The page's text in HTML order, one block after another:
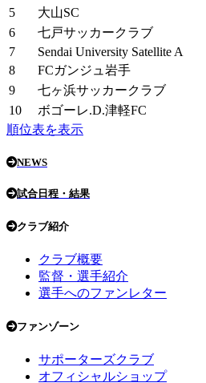
5
大山SC
6
七戸サッカークラブ
7
Sendai University Satellite A
8
FCガンジュ岩手
9
七ヶ浜サッカークラブ
10
ボゴーレ.D.津軽FC
順位表を表示
NEWS
試合日程・結果
クラブ紹介
クラブ概要
監督・選手紹介
選手へのファンレター
ファンゾーン
サポーターズクラブ
オフィシャルショップ